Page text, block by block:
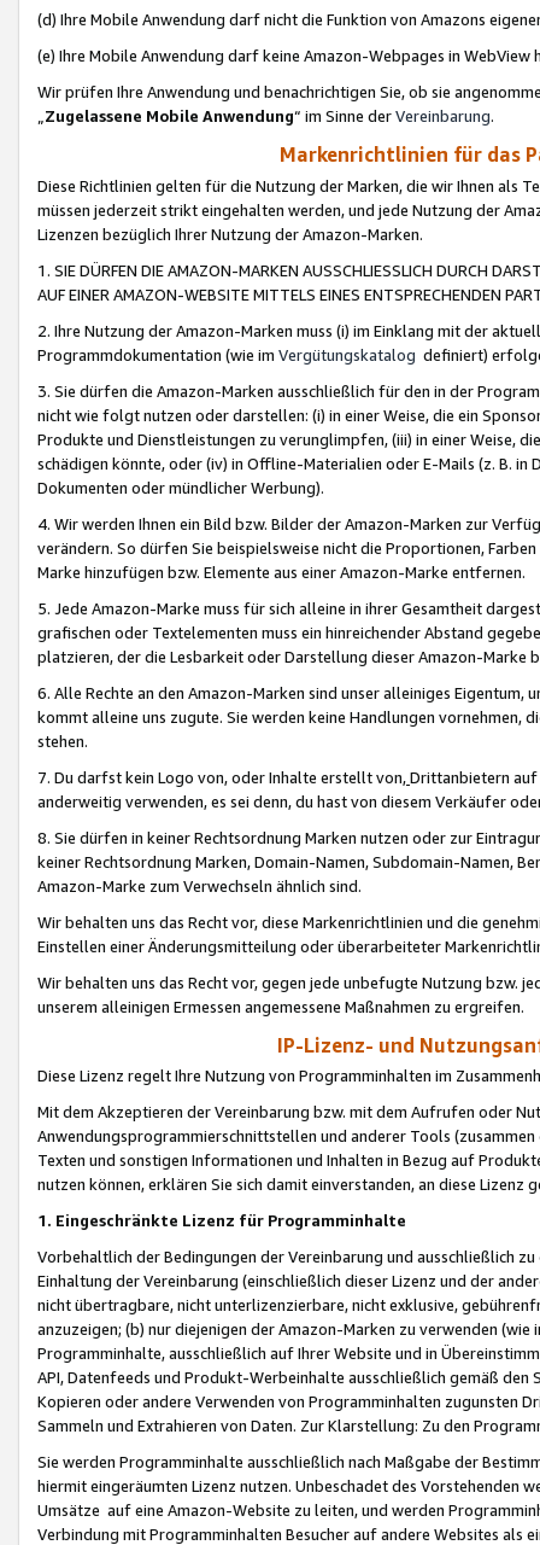
(d) Ihre Mobile Anwendung darf nicht die Funktion von Amazons
(e) Ihre Mobile Anwendung darf keine Amazon-Webpages in WebView
Wir prüfen Ihre Anwendung und benachrichtigen Sie, ob sie
„Zugelassene Mobile Anwendung“ im Sinne derVereinbarung.
Markenrichtlinien für das
Diese Richtlinien gelten für die Nutzung der Marken, die wir Ihnen als
müssen jederzeit strikt eingehalten werden, und jede Nutzung der
Lizenzen bezüglich Ihrer Nutzung der Amazon-Marken.
1. SIE DÜRFEN DIE AMAZON-MARKEN AUSSCHLIESSLICH DURCH
AUF EINER AMAZON-WEBSITE MITTELS EINES ENTSPRECHENDEN
2. Ihre Nutzung der Amazon-Marken muss (i) im Einklang mit der
Programmdokumentation (wie im Vergütungskatalog definiert)
3. Sie dürfen die Amazon-Marken ausschließlich für den in der
nicht wie folgt nutzen oder darstellen: (i) in einer Weise, die ein
Produkte und Dienstleistungen zu verunglimpfen, (iii) in einer Weise,
schädigen könnte, oder (iv) in Offline-Materialien oder E-Mails (z. B. in
Dokumenten oder mündlicher Werbung).
4. Wir werden Ihnen ein Bild bzw. Bilder der Amazon-Marken zur
verändern. So dürfen Sie beispielsweise nicht die Proportionen,
Marke hinzufügen bzw. Elemente aus einer Amazon-Marke entfernen.
5. Jede Amazon-Marke muss für sich alleine in ihrer Gesamtheit
grafischen oder Textelementen muss ein hinreichender Abstand
platzieren, der die Lesbarkeit oder Darstellung dieser Amazon-Marke
6. Alle Rechte an den Amazon-Marken sind unser alleiniges
kommt alleine uns zugute. Sie werden keine Handlungen vornehmen,
stehen.
7. Du darfst kein Logo von, oder Inhalte erstellt von,Drittanbietern auf
anderweitig verwenden, es sei denn, du hast von diesem Verkäufer
8. Sie dürfen in keiner Rechtsordnung Marken nutzen oder zur
keiner Rechtsordnung Marken, Domain-Namen, Subdomain-Namen,
Amazon-Marke zum Verwechseln ähnlich sind.
Wir behalten uns das Recht vor, diese Markenrichtlinien und die
Einstellen einer Änderungsmitteilung oder überarbeiteter
Wir behalten uns das Recht vor, gegen jede unbefugte Nutzung bzw.
unserem alleinigen Ermessen angemessene Maßnahmen zu ergreifen.
IP-Lizenz- und
Diese Lizenz regelt Ihre Nutzung von Programminhalten im
Mit dem Akzeptieren der Vereinbarung bzw. mit dem Aufrufen oder
Anwendungsprogrammierschnittstellen und anderer Tools (zusammen
Texten und sonstigen Informationen und Inhalten in Bezug auf
nutzen können, erklären Sie sich damit einverstanden, an diese Lizenz
1. Eingeschränkte Lizenz für Programminhalte
Vorbehaltlich der Bedingungen der Vereinbarung und ausschließlich
Einhaltung der Vereinbarung (einschließlich dieser Lizenz und der
nicht übertragbare, nicht unterlizenzierbare, nicht exklusive,
anzuzeigen; (b) nur diejenigen der Amazon-Marken zu verwenden
Programminhalte, ausschließlich auf Ihrer Website und in
API, Datenfeeds und Produkt-Werbeinhalte ausschließlich gemäß
Kopieren oder andere Verwenden von Programminhalten zugunsten
Sammeln und Extrahieren von Daten. Zur Klarstellung: Zu den
Sie werden Programminhalte ausschließlich nach Maßgabe der
hiermit eingeräumten Lizenz nutzen. Unbeschadet des Vorstehenden
Umsätze auf eine Amazon-Website zu leiten, und werden
Verbindung mit Programminhalten Besucher auf andere Websites als